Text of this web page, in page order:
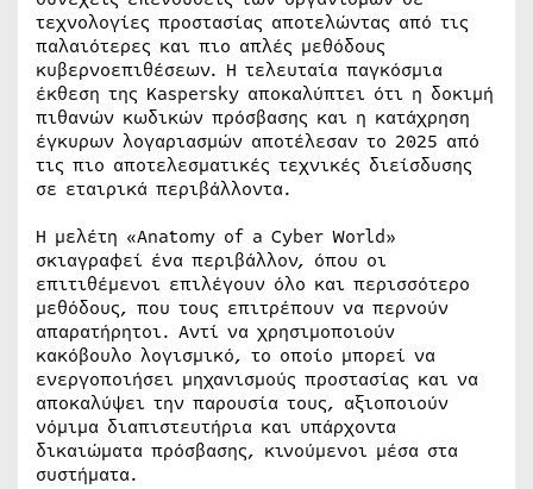
τεχνολογίες προστασίας αποτελώντας από τις
παλαιότερες και πιο απλές μεθόδους
κυβερνοεπιθέσεων. Η τελευταία παγκόσμια
έκθεση της Kaspersky αποκαλύπτει ότι η δοκιμή
πιθανών κωδικών πρόσβασης και η κατάχρηση
έγκυρων λογαριασμών αποτέλεσαν το 2025 από
τις πιο αποτελεσματικές τεχνικές διείσδυσης
σε εταιρικά περιβάλλοντα.
Η μελέτη «Anatomy of a Cyber World»
σκιαγραφεί ένα περιβάλλον, όπου οι
επιτιθέμενοι επιλέγουν όλο και περισσότερο
μεθόδους, που τους επιτρέπουν να περνούν
απαρατήρητοι. Αντί να χρησιμοποιούν
κακόβουλο λογισμικό, το οποίο μπορεί να
ενεργοποιήσει μηχανισμούς προστασίας και να
αποκαλύψει την παρουσία τους, αξιοποιούν
νόμιμα διαπιστευτήρια και υπάρχοντα
δικαιώματα πρόσβασης, κινούμενοι μέσα στα
συστήματα.